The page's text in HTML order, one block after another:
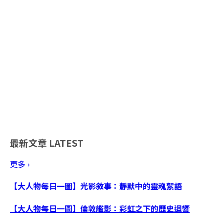
最新文章 LATEST
更多 ›
【大人物每日一圖】光影敘事：靜默中的靈魂絮語
【大人物每日一圖】倫敦艦影：彩虹之下的歷史迴響